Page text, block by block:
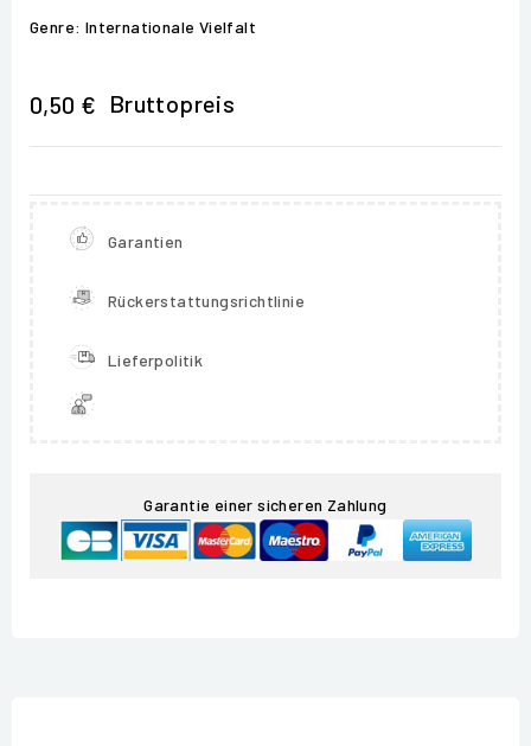
Genre: Internationale Vielfalt
0,50 € Bruttopreis
Garantien
Rückerstattungsrichtlinie
Lieferpolitik
Garantie einer sicheren Zahlung